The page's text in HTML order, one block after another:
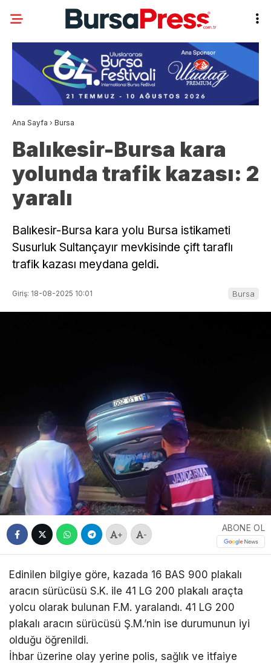
Ana Sayfa › Bursa
Balıkesir-Bursa kara
yolunda trafik kazası: 2
yaralı
Balıkesir-Bursa kara yolu Bursa istikameti
Susurluk Sultançayır mevkisinde çift taraflı
trafik kazası meydana geldi.
Giriş: 18-08-2025 10:01 Bursa
+ -
ABONE OL
Edinilen bilgiye göre, kazada 16 BAS 900 plakalı
aracın sürücüsü S.K. ile 41 LG 200 plakalı araçta
yolcu olarak bulunan F.M. yaralandı. 41 LG 200
plakalı aracın sürücüsü Ş.M.’nin ise durumunun iyi
olduğu öğrenildi.
İhbar üzerine olay yerine polis, sağlık ve itfaiye